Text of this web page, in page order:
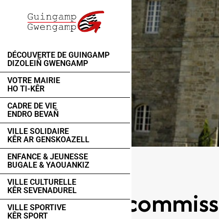
DÉCOUVERTE DE GUINGAMP
DIZOLEIÑ GWENGAMP
VOTRE MAIRIE
HO TI-KÊR
CADRE DE VIE
ENDRO BEVAÑ
VILLE SOLIDAIRE
KÊR AR GENSKOAZELL
ENFANCE & JEUNESSE
BUGALE & YAOUANKIZ
VILLE CULTURELLE
KÊR SEVENADUREL
VILLE SPORTIVE
KÊR SPORT
Les